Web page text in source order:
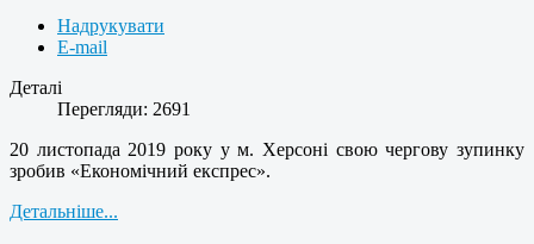
Надрукувати
E-mail
Деталі
Перегляди: 2691
20 листопада 2019 року у м. Херсоні свою чергову зупинку
зробив «Економічний експрес».
Детальніше...